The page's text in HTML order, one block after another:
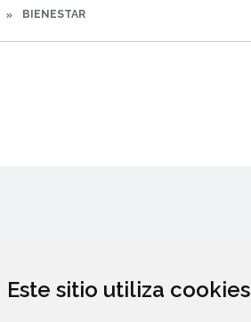
Este sitio utiliza cookies
BIENESTAR